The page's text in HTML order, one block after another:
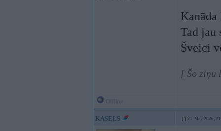
Tad jau
Šveici
[ Šo ziņu
KASELS 21. May 2026,